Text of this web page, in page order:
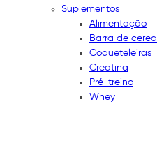
Suplementos
Alimentação
Barra de cereal
Coqueteleiras
Creatina
Pré-treino
Whey